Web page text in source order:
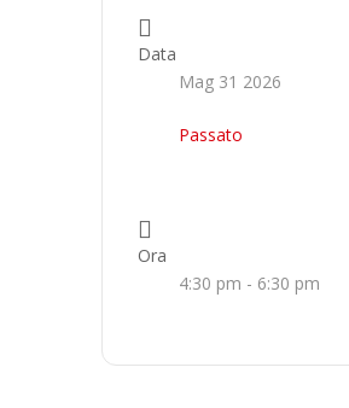
Data
Mag 31 2026
Passato
Ora
4:30 pm - 6:30 pm